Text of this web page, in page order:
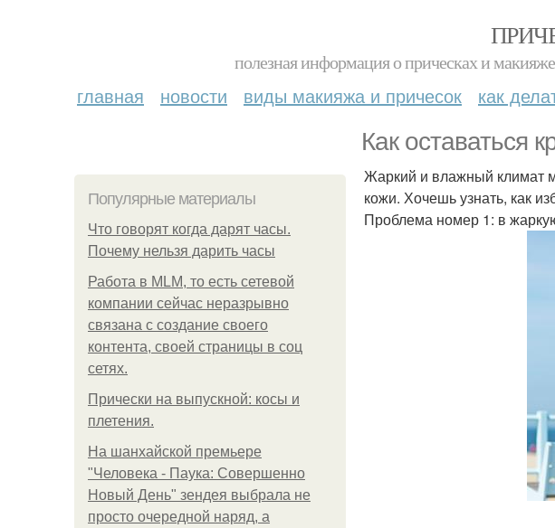
полезная информация о прическах и
главная новости виды макияжа и причесок как
Как оставаться
Популярные материалы
Что говорят когда дарят часы.
Почему нельзя дарить часы
Работа в MLM, то есть сетевой
компании сейчас неразрывно
связана с создание своего
контента, своей страницы в соц
сетях.
Прически на выпускной: косы и
плетения.
На шанхайской премьере
"Человека - Паука: Совершенно
Новый День" зендея выбрала не
просто очередной наряд, а
Жаркий и влажный климат
кожи. Хочешь узнать, как
Проблема номер 1: в